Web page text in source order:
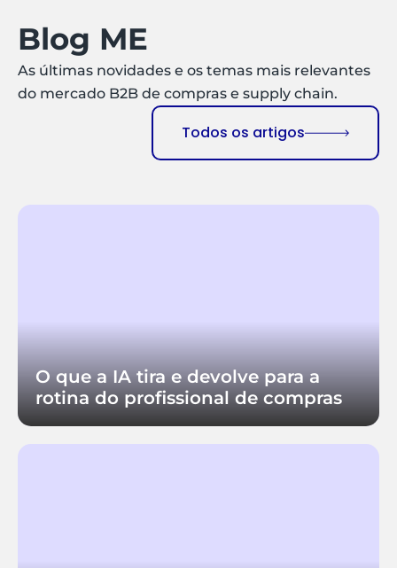
Blog ME
As últimas novidades e os temas mais relevantes
do mercado B2B de compras e supply chain.
Todos os artigos
O que a IA tira e devolve para a
rotina do profissional de compras